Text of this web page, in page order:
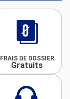
FRAIS DE DOSSIER
Gratuits